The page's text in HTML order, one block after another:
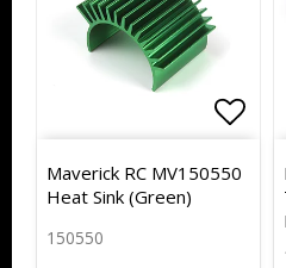
Maverick RC MV150550
Heat Sink (Green)
150550